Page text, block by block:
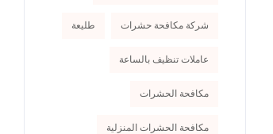
شركة مكافحة حشرات طليعة
عاملات تنظيف بالساعة
مكافحة الحشرات
مكافحة الحشرات المنزلية